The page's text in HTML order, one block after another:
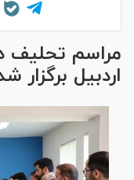
مراسم تحلیف
اردبیل برگزار